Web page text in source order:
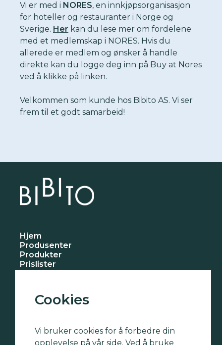
Vi er med i NORES, en innkjøpsorganisasjon
for hoteller og restauranter i Norge og
Sverige. Her kan du lese mer om fordelene
med et medlemskap i NORES. Hvis du
allerede er medlem og ønsker å handle
direkte kan du logge deg inn på Buy at Nores
ved å klikke på linken.
Velkommen som kunde hos Bibito AS. Vi ser
frem til et godt samarbeid!
Hjem
Produsenter
Produkter
Prislister
Kontakt oss
Publico
Unico
Cookies
Vi bruker cookies for å forbedre din
opplevelse på vår side. Ved å bruke